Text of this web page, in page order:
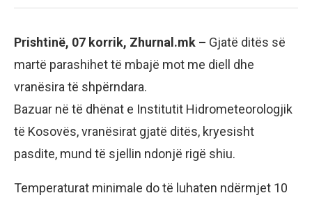
Prishtinë, 07 korrik, Zhurnal.mk – Gjatë ditës së
martë parashihet të mbajë mot me diell dhe
vranësira të shpërndara.
Bazuar në të dhënat e Institutit Hidrometeorologjik
të Kosovës, vranësirat gjatë ditës, kryesisht
pasdite, mund të sjellin ndonjë rigë shiu.
Temperaturat minimale do të luhaten ndërmjet 10